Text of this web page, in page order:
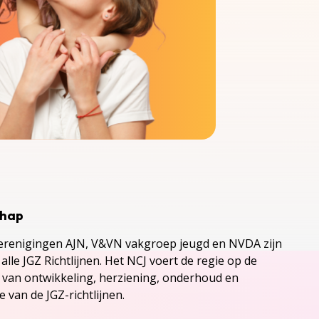
AJN, V&VN vakgroep jeugd en NVDA zijn
JGZ Richtlijnen. Het NCJ voert de regie op de
van ontwikkeling, herziening, onderhoud en
van de JGZ-richtlijnen.